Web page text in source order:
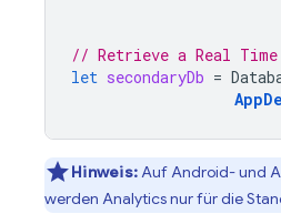
// Retrieve a Real
let secondaryDb =
Hinweis:Auf Android- und
werden Analyticsnur für die